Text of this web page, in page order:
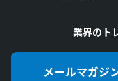
業界のト
メールマガジ